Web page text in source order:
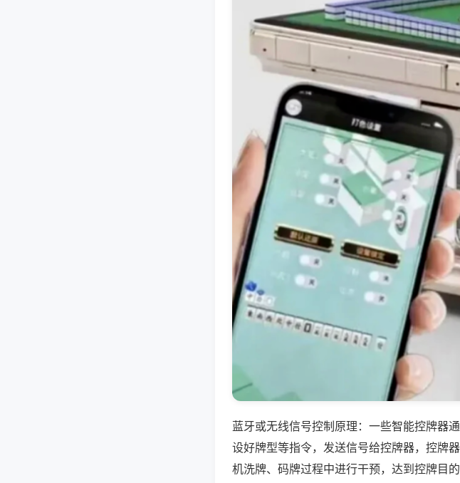
蓝牙或无线信号控制原理：一些智能控牌器
设好牌型等指令，发送信号给控牌器，控牌
机洗牌、码牌过程中进行干预，达到控牌目的